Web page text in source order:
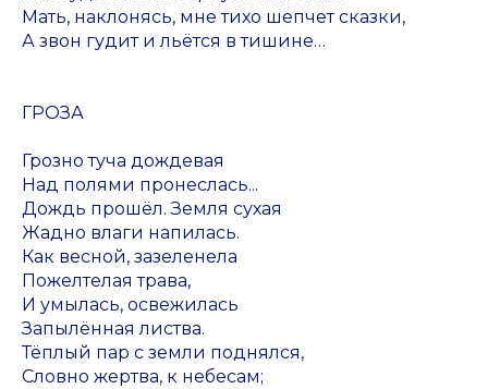
Мать, наклонясь, мне тихо шепчет сказки,
А звон гудит и льётся в тишине…
ГРОЗА
Грозно туча дождевая
Над полями пронеслась...
Дождь прошёл. Земля сухая
Жадно влаги напилась.
Как весной, зазеленела
Пожелтелая трава,
И умылась, освежилась
Запылённая листва.
Тёплый пар с земли поднялся,
Словно жертва, к небесам;